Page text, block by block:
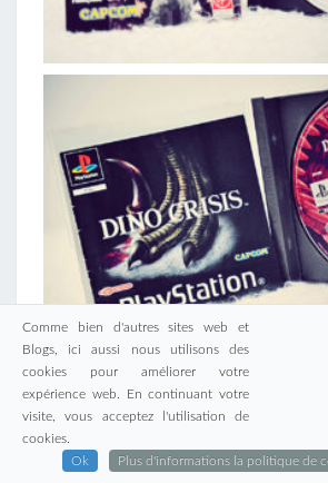
Comme bien d'autres sites web et
Blogs, ici aussi nous utilisons des
cookies pour améliorer votre
expérience web. En continuant votre
visite, vous acceptez l'utilisation de
cookies.
Ok
Plus d'informations la politique de